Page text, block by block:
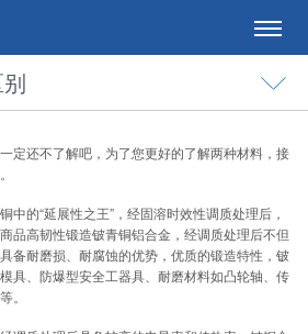
定还不了解吧，为了您更好的了解两种材料，接
中的“延展性之王”，经固溶时效性调质处理后，
品高韧性锻造铍青铜铝合金，经调质处理后不但
备耐磨损、耐腐蚀的优势，优质的锻造特性，铍
具、防爆型安全工器具、耐磨材料如凸轮轴、传
。